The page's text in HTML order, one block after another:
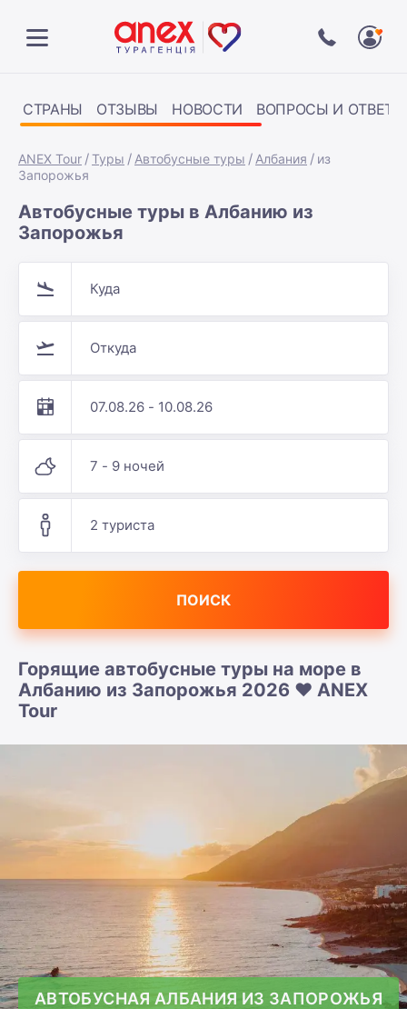
СТРАНЫ ОТЗЫВЫ НОВОСТИ ВОПРОСЫ И ОТВЕТЫ
ANEX Tour Туры Автобусные туры Албания
из
Запорожья
Автобусные туры в Албанию из
Запорожья
Куда
Откуда
07.08.26 - 10.08.26
7 - 9 ночей
2 туриста
ПОИСК
Горящие автобусные туры на море в
Албанию из Запорожья 2026 ❤️ ANEX
Tour
АВТОБУСНАЯ АЛБАНИЯ ИЗ ЗАПОРОЖЬЯ